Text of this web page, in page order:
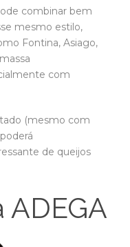
combinar bem
mesmo estilo,
Fontina, Asiago,
com
(mesmo com
de queijos